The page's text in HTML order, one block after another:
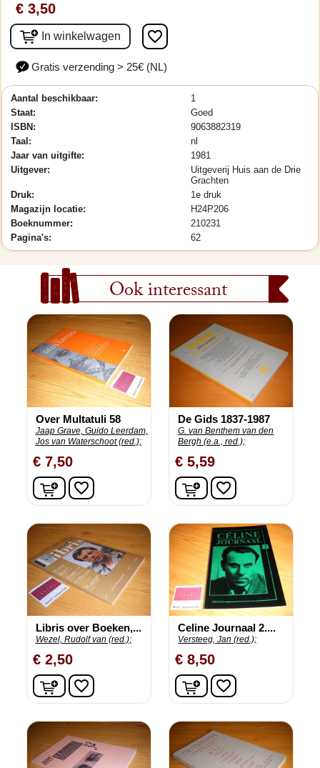
€ 3,50
In winkelwagen favorite_border
Gratis verzending > 25€ (NL)
Aantal beschikbaar:
1
Staat:
Goed
ISBN:
9063882319
Taal:
nl
Jaar van uitgifte:
1981
Uitgever:
Uitgeverij Huis aan de Drie
Grachten
Druk:
1e druk
Magazijn locatie:
H24P206
Boeknummer:
210231
Pagina's:
62
Ook interessant
Over Multatuli 58
Jaap Grave, Guido Leerdam,
Jos van Waterschoot (red.);
€ 7,50
In winkelwagen
favorite_border
De Gids 1837-1987
G. van Benthem van den
Bergh (e.a., red.);
€ 5,59
In winkelwagen
favorite_border
Libris over Boeken,...
Wezel, Rudolf van (red.);
€ 2,50
In winkelwagen
favorite_border
Celine Journaal 2....
Versteeg, Jan (red.);
€ 8,50
In winkelwagen
favorite_border